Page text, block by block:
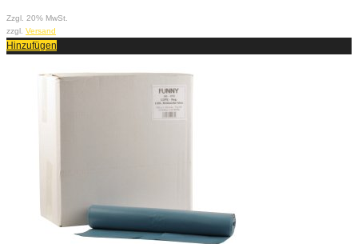
Zzgl. 20% MwSt.
zzgl. Versand
Hinzufügen